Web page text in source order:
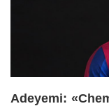
Adeyemi: